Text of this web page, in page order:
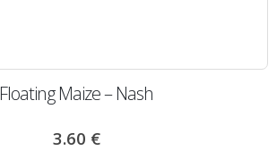
Floating Maize – Nash
3.60 €